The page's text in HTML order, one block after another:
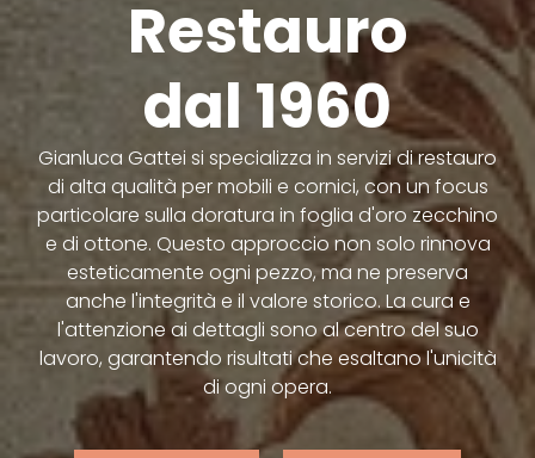
Restauro
dal 1960
Gianluca Gattei si specializza in servizi di restauro
di alta qualità per mobili e cornici, con un focus
particolare sulla doratura in foglia d'oro zecchino
e di ottone. Questo approccio non solo rinnova
esteticamente ogni pezzo, ma ne preserva
anche l'integrità e il valore storico. La cura e
l'attenzione ai dettagli sono al centro del suo
lavoro, garantendo risultati che esaltano l'unicità
di ogni opera.